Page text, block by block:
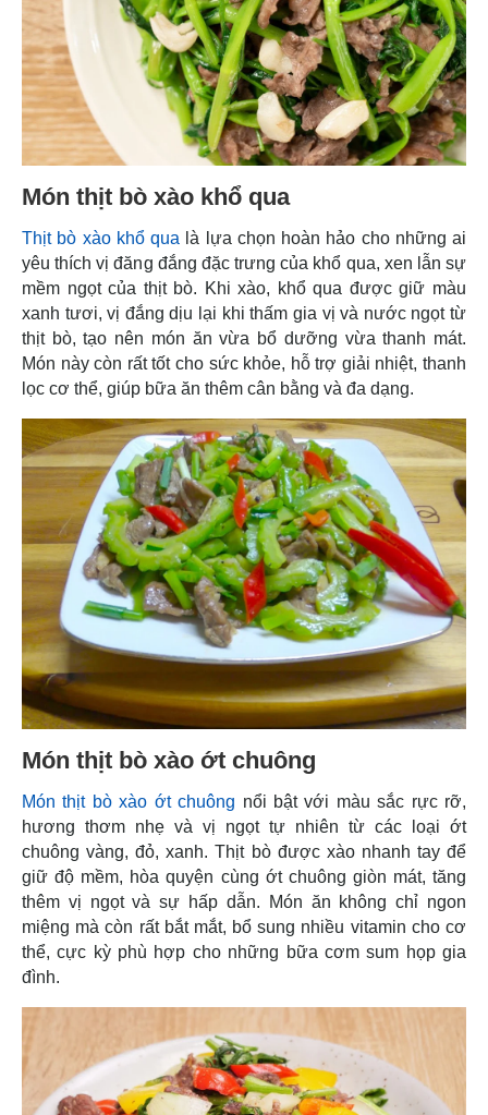
Món thịt bò xào khổ qua
Thịt bò xào khổ qua là lựa chọn hoàn hảo cho những ai
yêu thích vị đăng đắng đặc trưng của khổ qua, xen lẫn sự
mềm ngọt của thịt bò. Khi xào, khổ qua được giữ màu
xanh tươi, vị đắng dịu lại khi thấm gia vị và nước ngọt từ
thịt bò, tạo nên món ăn vừa bổ dưỡng vừa thanh mát.
Món này còn rất tốt cho sức khỏe, hỗ trợ giải nhiệt, thanh
lọc cơ thể, giúp bữa ăn thêm cân bằng và đa dạng.
Món thịt bò xào ớt chuông
Món thịt bò xào ớt chuông nổi bật với màu sắc rực rỡ,
hương thơm nhẹ và vị ngọt tự nhiên từ các loại ớt
chuông vàng, đỏ, xanh. Thịt bò được xào nhanh tay để
giữ độ mềm, hòa quyện cùng ớt chuông giòn mát, tăng
thêm vị ngọt và sự hấp dẫn. Món ăn không chỉ ngon
miệng mà còn rất bắt mắt, bổ sung nhiều vitamin cho cơ
thể, cực kỳ phù hợp cho những bữa cơm sum họp gia
đình.